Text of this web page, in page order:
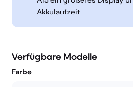
Akkulaufzeit.
Verfügbare Modelle
Farbe